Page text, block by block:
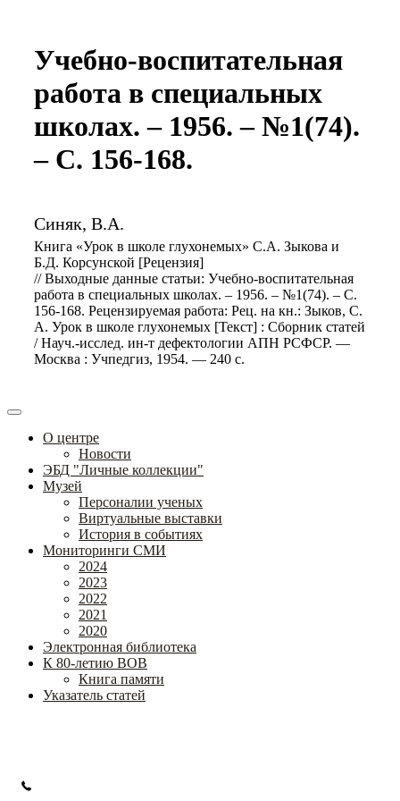
Учебно-воспитательная
работа в специальных
школах. – 1956. – №1(74).
– С. 156-168.
Синяк, В.А.
Книга «Урок в школе глухонемых» С.А. Зыкова и
Б.Д. Корсунской [Рецензия]
// Выходные данные статьи: Учебно-воспитательная
работа в специальных школах. – 1956. – №1(74). – С.
156-168. Рецензируемая работа: Рец. на кн.: Зыков, С.
А. Урок в школе глухонемых [Текст] : Сборник статей
/ Науч.-исслед. ин-т дефектологии АПН РСФСР. —
Москва : Учпедгиз, 1954. — 240 с.
О центре
Новости
ЭБД "Личные коллекции"
Музей
Персоналии ученых
Виртуальные выставки
История в событиях
Мониторинги СМИ
2024
2023
2022
2021
2020
Электронная библиотека
К 80-летию ВОВ
Книга памяти
Указатель статей